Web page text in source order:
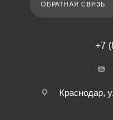
ОБРАТНАЯ СВЯЗЬ
+7
Краснодар,